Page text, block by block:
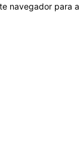
navegador para